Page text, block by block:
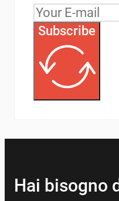
Subscribe
Hai bisogno